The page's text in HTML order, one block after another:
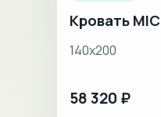
Кровать
140х200
58 320 ₽